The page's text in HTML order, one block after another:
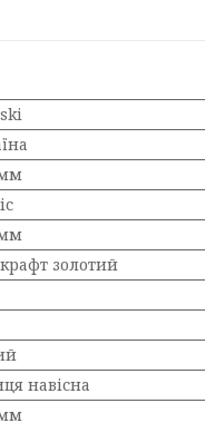
золотий
навісна